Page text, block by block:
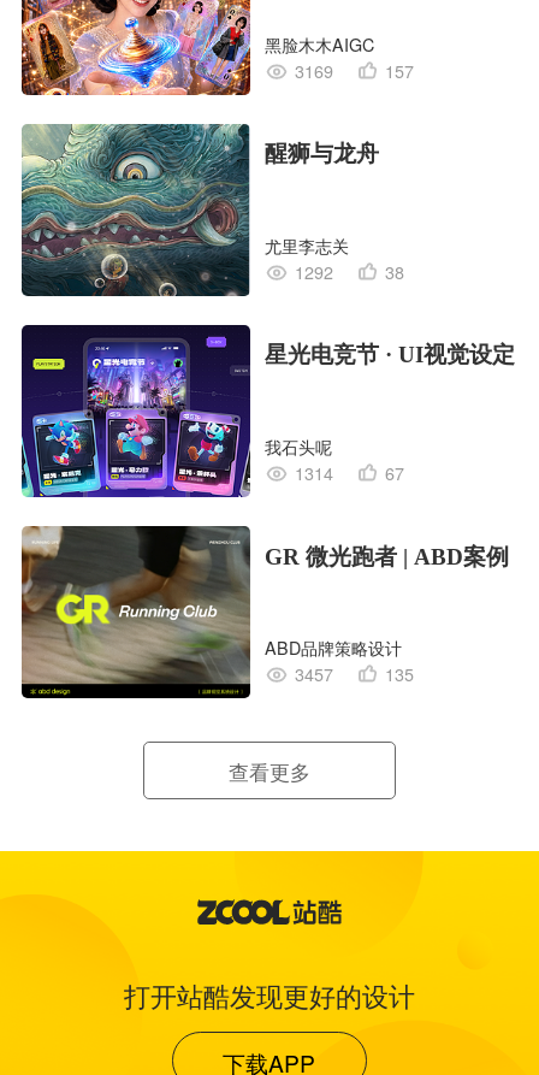
黑脸木木AIGC
3169
157
醒狮与龙舟
尤里李志关
1292
38
星光电竞节 · UI视觉设定
我石头呢
1314
67
GR 微光跑者 | ABD案例
ABD品牌策略设计
3457
135
查看更多
打开站酷发现更好的设计
下载APP